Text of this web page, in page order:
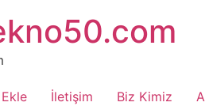
İletişim Biz Kimiz